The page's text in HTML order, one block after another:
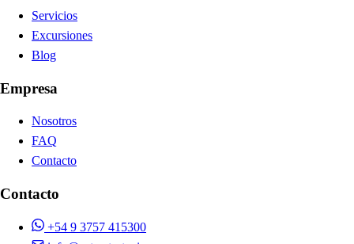
Servicios
Excursiones
Blog
Empresa
Nosotros
FAQ
Contacto
Contacto
+54 9 3757 415300